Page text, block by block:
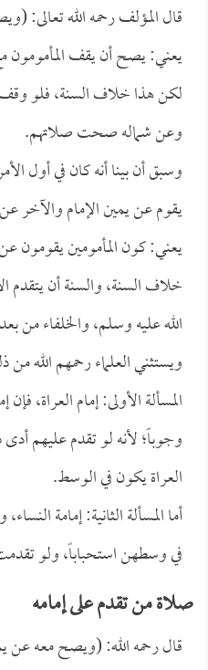
قال المؤلف رحمه الله تعالى:
يعني: يصح أن يقف المأمومون
لكن هذا خلاف السنة، فلو وقف
وعن شماله صحت صلاتهم.
وسبق أن بينا أنه كان في أول
يقوم عن يمين الإمام والآخر
يعني: كون المأمومين يقومون
خلاف السنة، والسنة أن يتقدم
الله عليه وسلم، والخلفاء من
ويستثني العلماء رحمهم الله
المسألة الأولى: إمام العراة،
وجوباً؛ لأنه لو تقدم عليهم أدى
العراة يكون في الوسط.
أما المسألة الثانية: إمامة
في وسطهن استحباباً، ولو
صلاة من تقدم على إمامه
قال رحمه الله: (ويصح معه عن